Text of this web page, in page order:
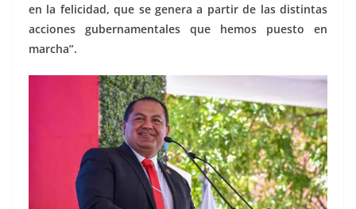
en la felicidad, que se genera a partir de las distintas
acciones gubernamentales que hemos puesto en
marcha”.